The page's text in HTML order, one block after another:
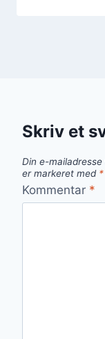
Skriv et
Din e-
er markeret med *
Kommentar *